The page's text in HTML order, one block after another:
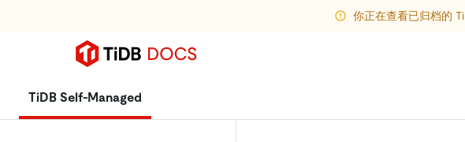
你正在查看已归档的
TiDB Self-Managed